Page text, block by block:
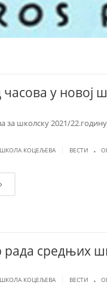
у новој
за школску 2021/
КОЦЕЉЕВА ВЕСТИ .
рада средњих
КОЦЕЉЕВА ВЕСТИ .